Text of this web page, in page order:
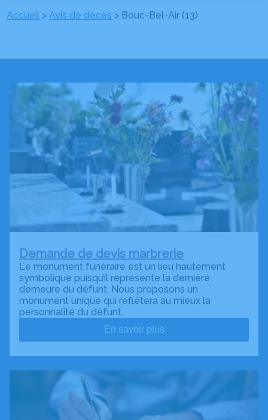
Accueil >Avis de décès > Bouc-Bel-Air (13)
Demande de devis marbrerie
Le monument funéraire est un lieu hautement
symbolique puisqu’il représente la dernière
demeure du défunt. Nous proposons un
monument unique qui reflétera au mieux la
personnalité du défunt.
En savoir plus